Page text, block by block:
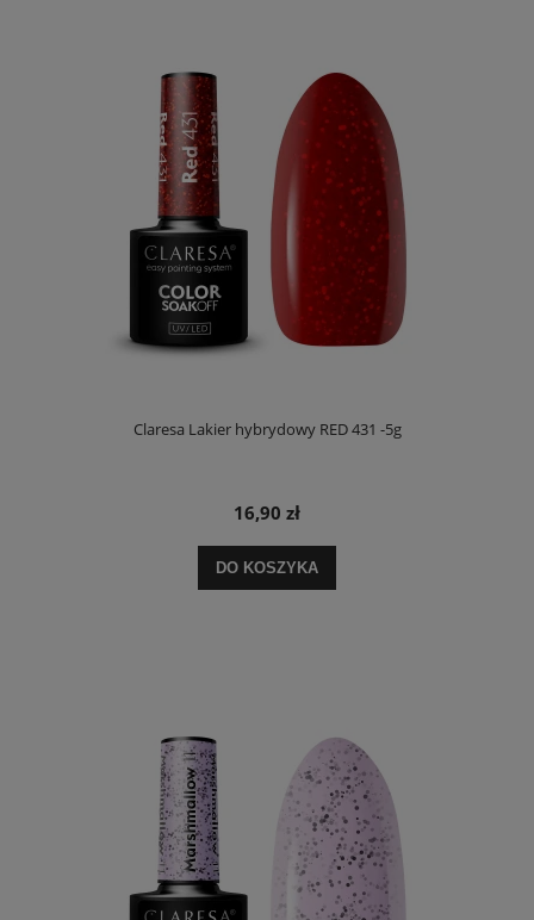
Claresa Lakier hybrydowy RED 431 -5g
16,90 zł
DO KOSZYKA